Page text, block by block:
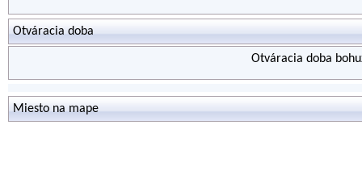
Otváracia doba
Otváracia doba
Miesto na mape